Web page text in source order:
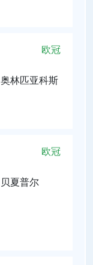
欧冠
奥林匹亚科斯
欧冠
贝夏普尔